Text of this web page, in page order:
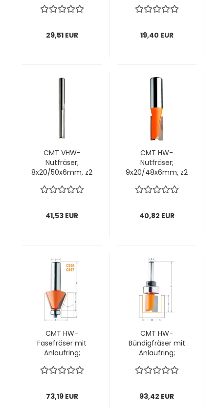
z1 rechts; 1 VPE = 1
29,51 EUR
rechts; 1 VPE = 1
19,40 EUR
CMT VHW-
Nutfräser;
8x20/50x6mm, z2
Stck
41,53 EUR
CMT HW-
Nutfräser;
9x20/48x6mm, z2
Stck
40,82 EUR
CMT HW-
Fasefräser mit
Anlaufring;
z2 ; Winkel 45°, 1
73,19 EUR
CMT HW-
Bündigfräser mit
Anlaufring;
z2 rechts; 1 VPE = 1
93,42 EUR